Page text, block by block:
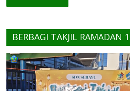
BERBAGI TAKJIL RAMADAN